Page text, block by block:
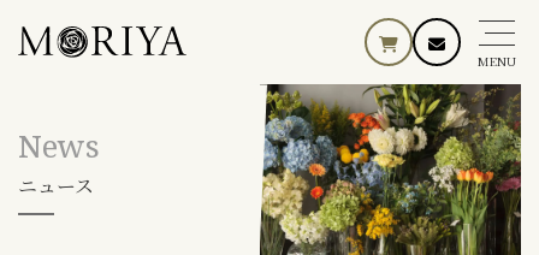
MENU
News
ニュース